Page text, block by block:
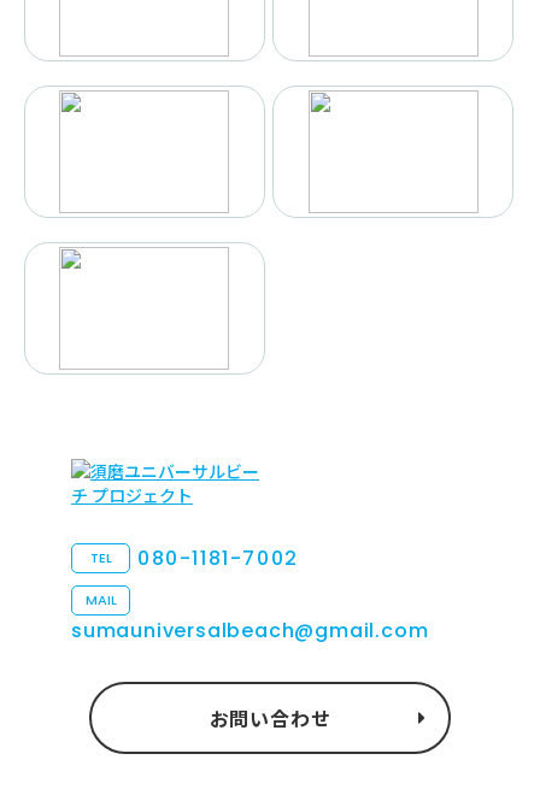
TEL 080-1181-7002
MAIL
sumauniversalbeach@gmail.com
お問い合わせ